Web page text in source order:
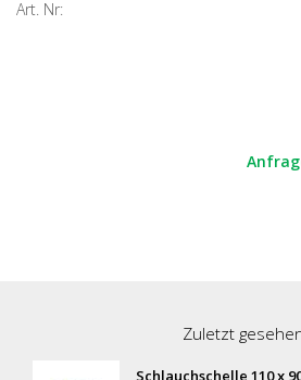
Art. Nr:
Zuletzt
Schlauchschelle 110 x